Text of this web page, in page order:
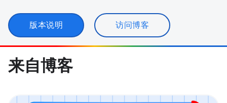
版本说明 访问博客
来自博客